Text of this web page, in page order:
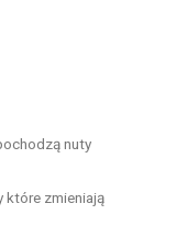
nuty
które zmieniają